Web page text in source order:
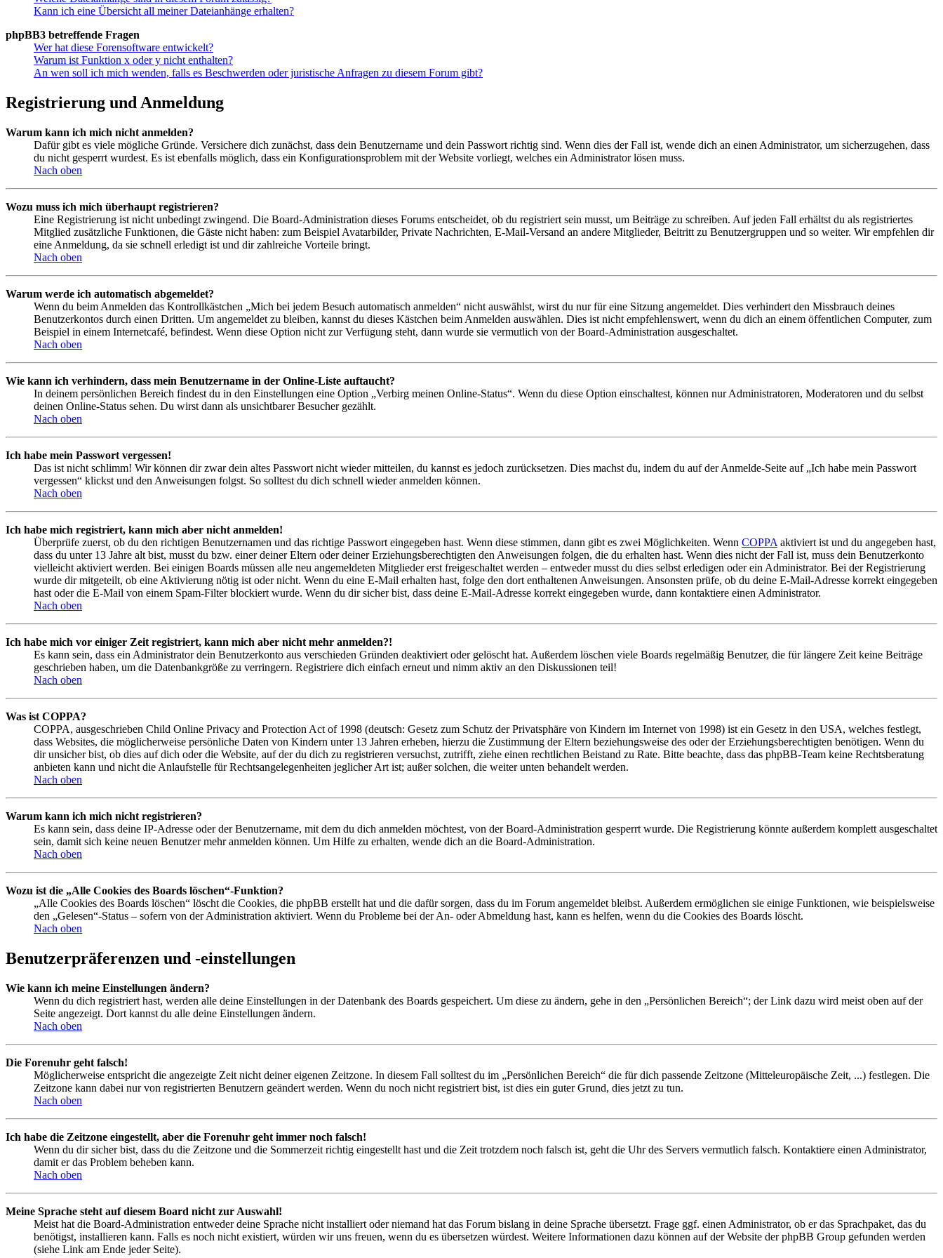
Kann ich eine Übersicht all meiner Dateianhänge erhalten?
phpBB3 betreffende Fragen
Wer hat diese Forensoftware entwickelt?
Warum ist Funktion x oder y nicht enthalten?
An wen soll ich mich wenden, falls es Beschwerden oder juristische Anfragen zu diesem Forum gibt?
Registrierung und Anmeldung
Warum kann ich mich nicht anmelden?
Dafür gibt es viele mögliche Gründe. Versichere dich zunächst, dass dein Benutzername und dein Passwort richtig sind. Wenn dies der Fall ist, wende dich an einen Administrator, um sicherzugehen, dass
du nicht gesperrt wurdest. Es ist ebenfalls möglich, dass ein Konfigurationsproblem mit der Website vorliegt, welches ein Administrator lösen muss.
Nach oben
Wozu muss ich mich überhaupt registrieren?
Eine Registrierung ist nicht unbedingt zwingend. Die Board-Administration dieses Forums entscheidet, ob du registriert sein musst, um Beiträge zu schreiben. Auf jeden Fall erhältst du als registriertes
Mitglied zusätzliche Funktionen, die Gäste nicht haben: zum Beispiel Avatarbilder, Private Nachrichten, E-Mail-Versand an andere Mitglieder, Beitritt zu Benutzergruppen und so weiter. Wir empfehlen dir
eine Anmeldung, da sie schnell erledigt ist und dir zahlreiche Vorteile bringt.
Nach oben
Warum werde ich automatisch abgemeldet?
Wenn du beim Anmelden das Kontrollkästchen „Mich bei jedem Besuch automatisch anmelden“ nicht auswählst, wirst du nur für eine Sitzung angemeldet. Dies verhindert den Missbrauch deines
Benutzerkontos durch einen Dritten. Um angemeldet zu bleiben, kannst du dieses Kästchen beim Anmelden auswählen. Dies ist nicht empfehlenswert, wenn du dich an einem öffentlichen Computer, zum
Beispiel in einem Internetcafé, befindest. Wenn diese Option nicht zur Verfügung steht, dann wurde sie vermutlich von der Board-Administration ausgeschaltet.
Nach oben
Wie kann ich verhindern, dass mein Benutzername in der Online-Liste auftaucht?
In deinem persönlichen Bereich findest du in den Einstellungen eine Option „Verbirg meinen Online-Status“. Wenn du diese Option einschaltest, können nur Administratoren, Moderatoren und du selbst
deinen Online-Status sehen. Du wirst dann als unsichtbarer Besucher gezählt.
Nach oben
Ich habe mein Passwort vergessen!
Das ist nicht schlimm! Wir können dir zwar dein altes Passwort nicht wieder mitteilen, du kannst es jedoch zurücksetzen. Dies machst du, indem du auf der Anmelde-Seite auf „Ich habe mein Passwort
vergessen“ klickst und den Anweisungen folgst. So solltest du dich schnell wieder anmelden können.
Nach oben
Ich habe mich registriert, kann mich aber nicht anmelden!
Überprüfe zuerst, ob du den richtigen Benutzernamen und das richtige Passwort eingegeben hast. Wenn diese stimmen, dann gibt es zwei Möglichkeiten. Wenn COPPA aktiviert ist und du angegeben hast,
dass du unter 13 Jahre alt bist, musst du bzw. einer deiner Eltern oder deiner Erziehungsberechtigten den Anweisungen folgen, die du erhalten hast. Wenn dies nicht der Fall ist, muss dein Benutzerkonto
vielleicht aktiviert werden. Bei einigen Boards müssen alle neu angemeldeten Mitglieder erst freigeschaltet werden – entweder musst du dies selbst erledigen oder ein Administrator. Bei der Registrierung
wurde dir mitgeteilt, ob eine Aktivierung nötig ist oder nicht. Wenn du eine E-Mail erhalten hast, folge den dort enthaltenen Anweisungen. Ansonsten prüfe, ob du deine E-Mail-Adresse korrekt eingegeben
hast oder die E-Mail von einem Spam-Filter blockiert wurde. Wenn du dir sicher bist, dass deine E-Mail-Adresse korrekt eingegeben wurde, dann kontaktiere einen Administrator.
Nach oben
Ich habe mich vor einiger Zeit registriert, kann mich aber nicht mehr anmelden?!
Es kann sein, dass ein Administrator dein Benutzerkonto aus verschieden Gründen deaktiviert oder gelöscht hat. Außerdem löschen viele Boards regelmäßig Benutzer, die für längere Zeit keine Beiträge
geschrieben haben, um die Datenbankgröße zu verringern. Registriere dich einfach erneut und nimm aktiv an den Diskussionen teil!
Nach oben
Was ist COPPA?
COPPA, ausgeschrieben Child Online Privacy and Protection Act of 1998 (deutsch: Gesetz zum Schutz der Privatsphäre von Kindern im Internet von 1998) ist ein Gesetz in den USA, welches festlegt,
dass Websites, die möglicherweise persönliche Daten von Kindern unter 13 Jahren erheben, hierzu die Zustimmung der Eltern beziehungsweise des oder der Erziehungsberechtigten benötigen. Wenn du
dir unsicher bist, ob dies auf dich oder die Website, auf der du dich zu registrieren versuchst, zutrifft, ziehe einen rechtlichen Beistand zu Rate. Bitte beachte, dass das phpBB-Team keine Rechtsberatung
anbieten kann und nicht die Anlaufstelle für Rechtsangelegenheiten jeglicher Art ist; außer solchen, die weiter unten behandelt werden.
Nach oben
Warum kann ich mich nicht registrieren?
Es kann sein, dass deine IP-Adresse oder der Benutzername, mit dem du dich anmelden möchtest, von der Board-Administration gesperrt wurde. Die Registrierung könnte außerdem komplett ausgeschaltet
sein, damit sich keine neuen Benutzer mehr anmelden können. Um Hilfe zu erhalten, wende dich an die Board-Administration.
Nach oben
Wozu ist die „Alle Cookies des Boards löschen“-Funktion?
„Alle Cookies des Boards löschen“ löscht die Cookies, die phpBB erstellt hat und die dafür sorgen, dass du im Forum angemeldet bleibst. Außerdem ermöglichen sie einige Funktionen, wie beispielsweise
den „Gelesen“-Status – sofern von der Administration aktiviert. Wenn du Probleme bei der An- oder Abmeldung hast, kann es helfen, wenn du die Cookies des Boards löscht.
Nach oben
Benutzerpräferenzen und -einstellungen
Wie kann ich meine Einstellungen ändern?
Wenn du dich registriert hast, werden alle deine Einstellungen in der Datenbank des Boards gespeichert. Um diese zu ändern, gehe in den „Persönlichen Bereich“; der Link dazu wird meist oben auf der
Seite angezeigt. Dort kannst du alle deine Einstellungen ändern.
Nach oben
Die Forenuhr geht falsch!
Möglicherweise entspricht die angezeigte Zeit nicht deiner eigenen Zeitzone. In diesem Fall solltest du im „Persönlichen Bereich“ die für dich passende Zeitzone (Mitteleuropäische Zeit, ...) festlegen. Die
Zeitzone kann dabei nur von registrierten Benutzern geändert werden. Wenn du noch nicht registriert bist, ist dies ein guter Grund, dies jetzt zu tun.
Nach oben
Ich habe die Zeitzone eingestellt, aber die Forenuhr geht immer noch falsch!
Wenn du dir sicher bist, dass du die Zeitzone und die Sommerzeit richtig eingestellt hast und die Zeit trotzdem noch falsch ist, geht die Uhr des Servers vermutlich falsch. Kontaktiere einen Administrator,
damit er das Problem beheben kann.
Nach oben
Meine Sprache steht auf diesem Board nicht zur Auswahl!
Meist hat die Board-Administration entweder deine Sprache nicht installiert oder niemand hat das Forum bislang in deine Sprache übersetzt. Frage ggf. einen Administrator, ob er das Sprachpaket, das du
benötigst, installieren kann. Falls es noch nicht existiert, würden wir uns freuen, wenn du es übersetzen würdest. Weitere Informationen dazu können auf der Website der phpBB Group gefunden werden
(siehe Link am Ende jeder Seite).